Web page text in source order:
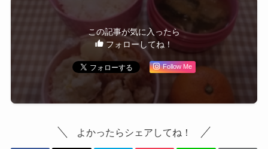
この記事が気に入ったら
フォローしてね！
Follow Me
よかったらシェアしてね！